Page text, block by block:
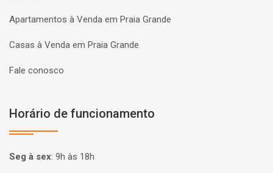
Apartamentos à Venda em Praia Grande
Casas à Venda em Praia Grande
Fale conosco
Horário de funcionamento
Seg à sex: 9h às 18h